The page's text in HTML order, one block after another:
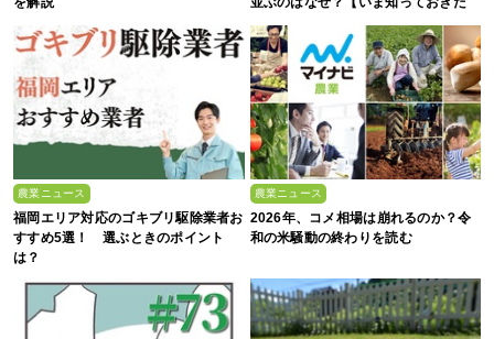
い、これからの”食”の話】
農業ニュース
福岡エリア対応のゴキブリ駆除業者お
すすめ5選！ 選ぶときのポイント
は？
農業ニュース
2026年、コメ相場は崩れるのか？令
和の米騒動の終わりを読む